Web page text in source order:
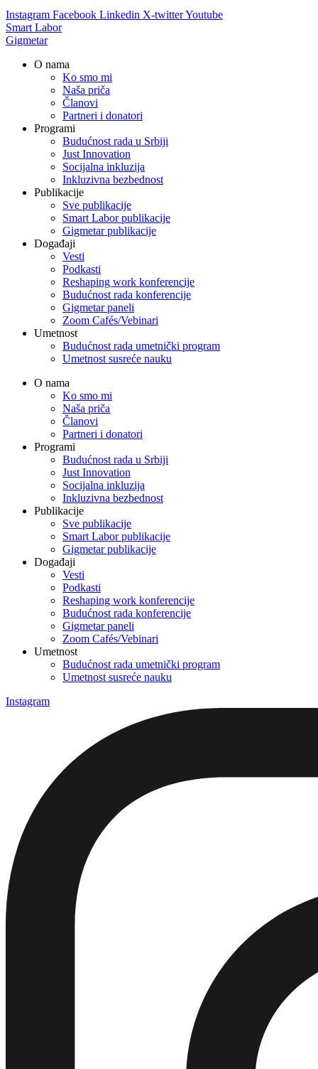
Instagram Facebook Linkedin X-twitterYoutube
Smart Labor
Gigmetar
O nama
Ko smo mi
Naša priča
Članovi
Partneri i donatori
Programi
Budućnost rada u Srbiji
Just Innovation
Socijalna inkluzija
Inkluzivna bezbednost
Publikacije
Sve publikacije
Smart Labor publikacije
Gigmetar publikacije
Događaji
Vesti
Podkasti
Reshaping work konferencije
Budućnost rada konferencije
Gigmetar paneli
Zoom Cafés/Vebinari
Umetnost
Budućnost rada umetnički program
Umetnost susreće nauku
O nama
Ko smo mi
Naša priča
Članovi
Partneri i donatori
Programi
Budućnost rada u Srbiji
Just Innovation
Socijalna inkluzija
Inkluzivna bezbednost
Publikacije
Sve publikacije
Smart Labor publikacije
Gigmetar publikacije
Događaji
Vesti
Podkasti
Reshaping work konferencije
Budućnost rada konferencije
Gigmetar paneli
Zoom Cafés/Vebinari
Umetnost
Budućnost rada umetnički program
Umetnost susreće nauku
Instagram